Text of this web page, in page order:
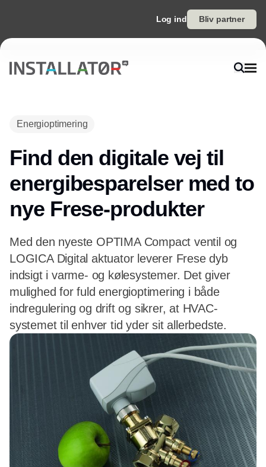
Log ind Bliv partner
Energioptimering
Find den digitale vej til
energibesparelser med to
nye Frese-produkter
Med den nyeste OPTIMA Compact ventil og
LOGICA Digital aktuator leverer Frese dyb
indsigt i varme- og kølesystemer. Det giver
mulighed for fuld energioptimering i både
indregulering og drift og sikrer, at HVAC-
systemet til enhver tid yder sit allerbedste.